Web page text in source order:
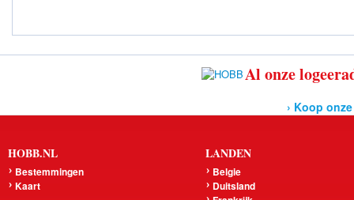
Al onze
› Koop
HOBB.NL
Bestemmingen
Kaart
LANDEN
Belgie
Duitsland